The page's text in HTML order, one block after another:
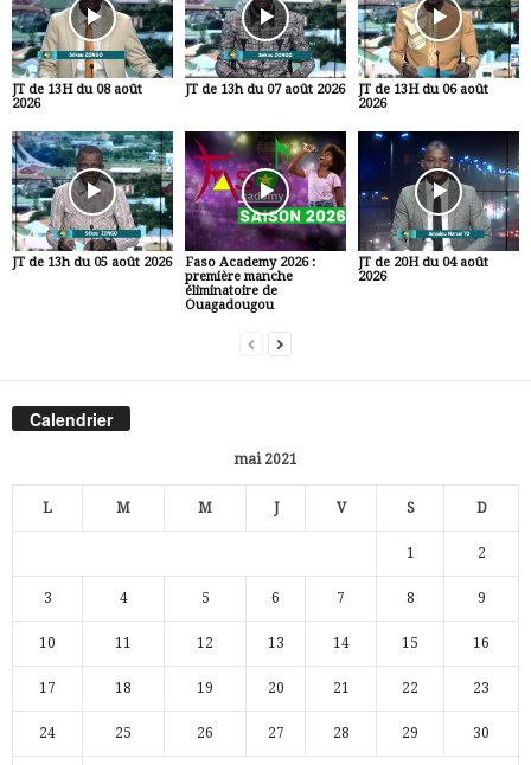
JT de 13H du 08 août
2026
JT de 13h du 07 août 2026
JT de 13H du 06 août
2026
JT de 13h du 05 août 2026
Faso Academy 2026 :
première manche
éliminatoire de
Ouagadougou
JT de 20H du 04 août
2026
Calendrier
mai 2021
L M M J V S D
1 2
3 4 5 6 7 8 9
10 11 12 13 14 15 16
17 18 19 20 21 22 23
24 25 26 27 28 29 30